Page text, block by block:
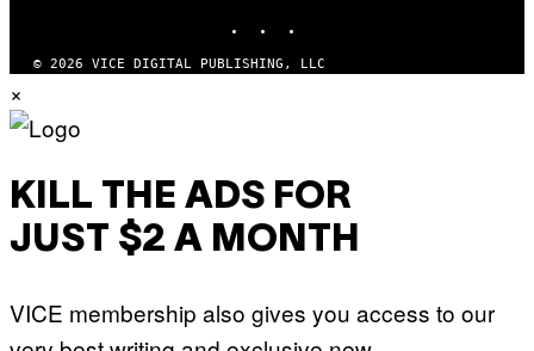
© 2026 VICE DIGITAL PUBLISHING, LLC
×
KILL THE ADS FOR
JUST $2 A MONTH
VICE membership also gives you access to our